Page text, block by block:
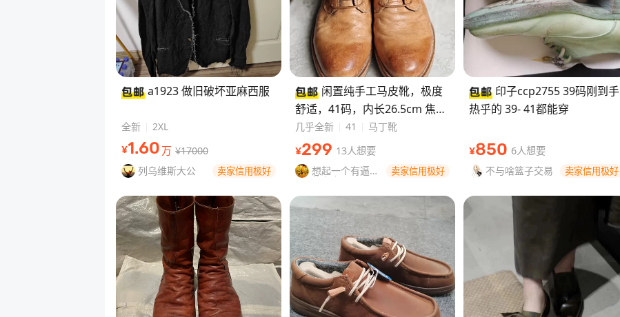
a1923 做旧破坏亚麻西服
全新 2XL
¥1 .60 万 ¥17000
列乌维斯大公
卖家信用极好
闲置纯手工马皮靴，极度
舒适，41码，内长26.5cm 焦糖
色
几乎全新 41 马丁靴
¥299 13人想要
想起一个有逼格
的名字
卖家信用极好
印子ccp2755 39码刚到手
热乎的 39- 41都能穿
¥850 6人想要
不与啥篮子交易
卖家信用极好